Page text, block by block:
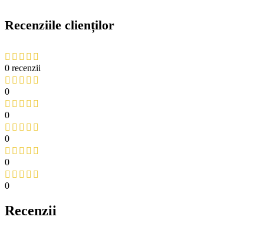
Recenziile clienților
0 recenzii
0
0
0
0
0
Recenzii